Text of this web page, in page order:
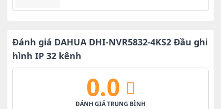
12,000,000₫.
Đánh giá DAHUA DHI-NVR5832-4KS2 Đầu ghi
hình IP 32 kênh
0.0
ĐÁNH GIÁ TRUNG BÌNH